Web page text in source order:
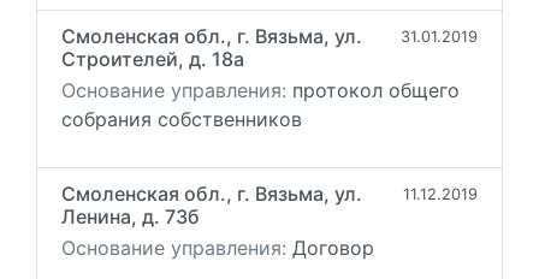
Смоленская обл., г. Вязьма, ул.
Строителей, д. 18а
31.01.2019
Основание управления: протокол общего
собрания собственников
Смоленская обл., г. Вязьма, ул.
Ленина, д. 73б
11.12.2019
Основание управления: Договор